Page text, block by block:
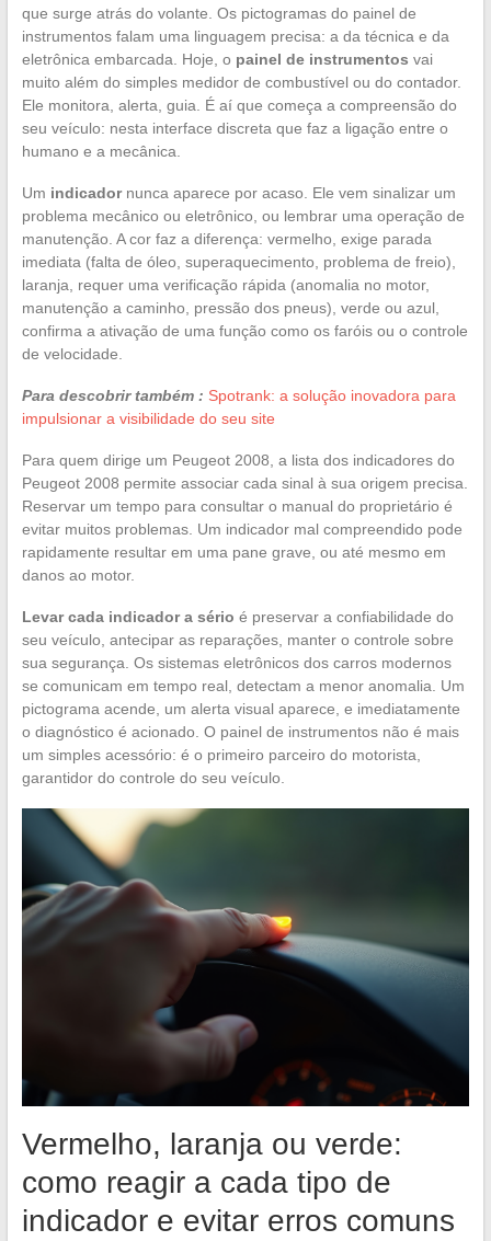
que surge atrás do volante. Os pictogramas do painel de
instrumentos falam uma linguagem precisa: a da técnica e da
eletrônica embarcada. Hoje, o painel de instrumentos vai
muito além do simples medidor de combustível ou do contador.
Ele monitora, alerta, guia. É aí que começa a compreensão do
seu veículo: nesta interface discreta que faz a ligação entre o
humano e a mecânica.
Um indicadornunca aparece por acaso. Ele vem sinalizar um
problema mecânico ou eletrônico, ou lembrar uma operação de
manutenção. A cor faz a diferença: vermelho, exige parada
imediata (falta de óleo, superaquecimento, problema de freio),
laranja, requer uma verificação rápida (anomalia no motor,
manutenção a caminho, pressão dos pneus), verde ou azul,
confirma a ativação de uma função como os faróis ou o controle
de velocidade.
Para descobrir também : Spotrank: a solução inovadora para
impulsionar a visibilidade do seu site
Para quem dirige um Peugeot 2008, a lista dos indicadores do
Peugeot 2008 permite associar cada sinal à sua origem precisa.
Reservar um tempo para consultar o manual do proprietário é
evitar muitos problemas. Um indicador mal compreendido pode
rapidamente resultar em uma pane grave, ou até mesmo em
danos ao motor.
Levar cada indicador a sério é preservar a confiabilidade do
seu veículo, antecipar as reparações, manter o controle sobre
sua segurança. Os sistemas eletrônicos dos carros modernos
se comunicam em tempo real, detectam a menor anomalia. Um
pictograma acende, um alerta visual aparece, e imediatamente
o diagnóstico é acionado. O painel de instrumentos não é mais
um simples acessório: é o primeiro parceiro do motorista,
garantidor do controle do seu veículo.
Vermelho, laranja ou verde:
como reagir a cada tipo de
indicador e evitar erros comuns